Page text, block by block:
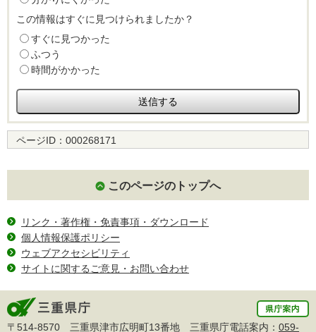
この情報はすぐに見つけられましたか？
すぐに見つかった
ふつう
時間がかかった
ページID： 000268171
このページのトップへ
リンク・著作権・免責事項・ダウンロード
個人情報保護ポリシー
ウェブアクセシビリティ
サイトに関するご意見・お問い合わせ
〒514-8570 三重県津市広明町13番地 三重県庁電話案内： 059-